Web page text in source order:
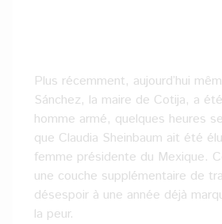
Plus récemment, aujourd’hui
Sánchez, la maire de Cotija, a
homme armé, quelques heures
que Claudia Sheinbaum ait été
femme présidente du Mexique.
une couche supplémentaire de
désespoir à une année déjà
la peur.